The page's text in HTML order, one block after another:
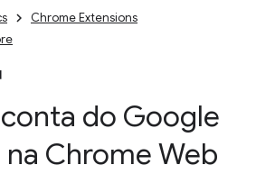
Chrome Extensions
do Google
Chrome Web